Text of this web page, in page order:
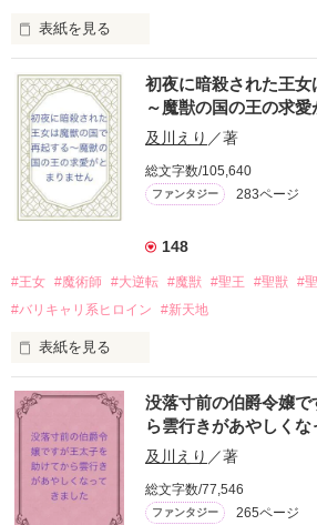
表紙を見る
ス。
皇太子妃となった翌日、皇太子のアドル
う。
追い打ちをかけるように
父の死、ノックス家の失脚…。
絶望の淵に落とされ、一度は死んでしま
再会したアドルフがなぜか離してくれない
せっかく子どもと2人で生きていく決意
しておいてほしいんだけど…。
✳︎✳︎✳︎✳︎✳︎✳︎✳︎✳︎✳︎✳︎✳︎
◎オリヴィア・アン・ノックス　23歳
カルトナー帝国もと公女
初夜に暗殺された王
～魔獣の国の王の求
及川えり ／著
総文字数/105,640
ファンタジー 283ページ
148
#王女 #魔術師 #大逆転 #魔獣 #聖王 #聖獣 #
#バリキャリ系ヒロイン
#新天地
表紙を見る
シェリア・ディアン・オルベリア　２０
オルベリア王国　王女
×
デュランダル・カルヴァイン・キルギア
キルギア王国　国王
没落寸前の伯爵令嬢
ら雲行きがあやしくな
及川えり ／著
総文字数/77,546
ファンタジー 265ページ